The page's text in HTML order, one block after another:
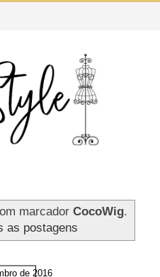
marcador CocoWig.
as postagens
de 2016